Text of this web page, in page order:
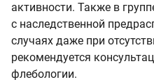
активности. Также в
с наследственной
случаях даже при
рекомендуется
флебологии.